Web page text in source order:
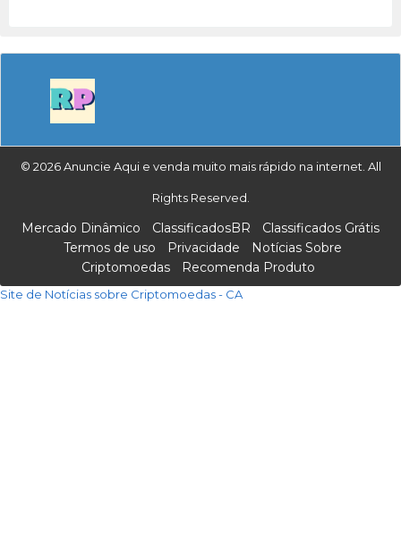
© 2026 Anuncie Aqui e venda muito mais rápido na internet. All
Rights Reserved.
Mercado Dinâmico ClassificadosBR
Classificados Grátis
Termos de uso
Privacidade
Notícias Sobre
Criptomoedas
Recomenda Produto
Site de Notícias sobre Criptomoedas - CA